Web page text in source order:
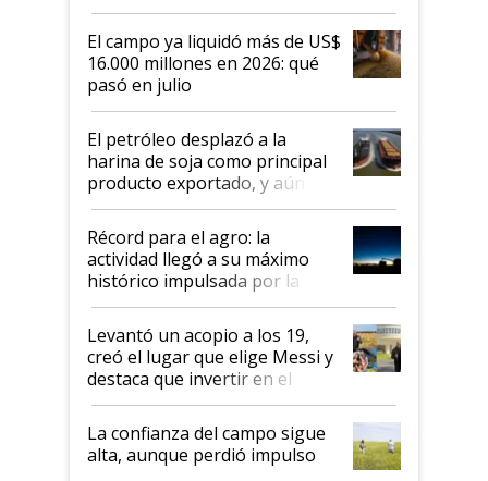
El campo ya liquidó más de US$
16.000 millones en 2026: qué
pasó en julio
El petróleo desplazó a la
harina de soja como principal
producto exportado, y aún así
el agro aportó casi seis de cada
diez dólares y sostuvo el
liderazgo en un semestre
récord
Récord para el agro: la
actividad llegó a su máximo
histórico impulsada por la
cosecha y las exportaciones
Levantó un acopio a los 19,
creó el lugar que elige Messi y
destaca que invertir en el
kirchnerismo era como "darle
plata a un hijo para droga":
Juan Félix Rossetti, el libertario
que de una dura crisis salió
La confianza del campo sigue
alta, aunque perdió impulso